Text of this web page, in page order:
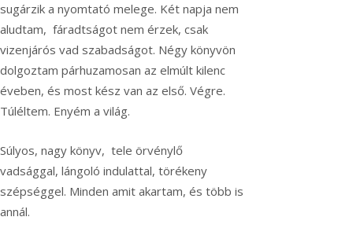
sugárzik a nyomtató melege. Két napja nem
aludtam, fáradtságot nem érzek, csak
vizenjárós vad szabadságot. Négy könyvön
dolgoztam párhuzamosan az elmúlt kilenc
éveben, és most kész van az első. Végre.
Túléltem. Enyém a világ.
Súlyos, nagy könyv, tele örvénylő
vadsággal, lángoló indulattal, törékeny
szépséggel. Minden amit akartam, és több is
annál.